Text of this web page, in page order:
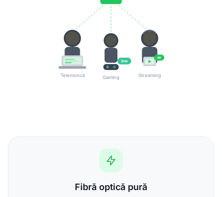
Telemuncă
2ms
Gaming
4K
Streaming
Fibră optică pură